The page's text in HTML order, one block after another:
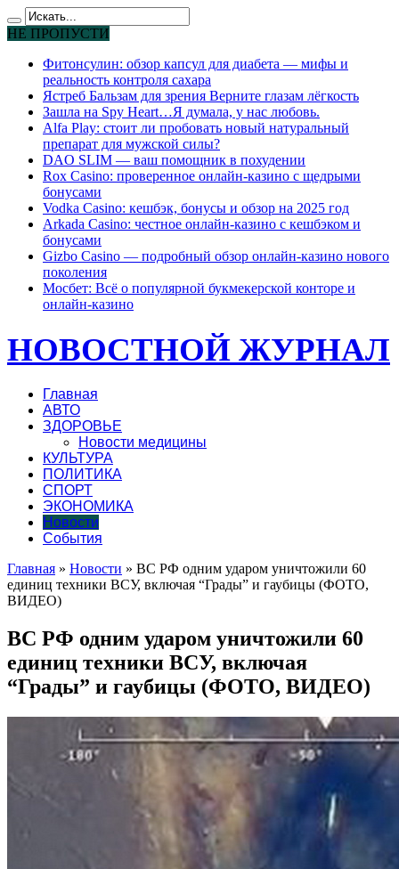
НЕ ПРОПУСТИ
Фитонсулин: обзор капсул для диабета — мифы и
реальность контроля сахара
Ястреб Бальзам для зрения Верните глазам лёгкость
Зашла на Spy Heart…Я думала, у нас любовь.
Alfa Play: стоит ли пробовать новый натуральный
препарат для мужской силы?
DAO SLIM — ваш помощник в похудении
Rox Casino: проверенное онлайн-казино с щедрыми
бонусами
Vodka Casino: кешбэк, бонусы и обзор на 2025 год
Arkada Casino: честное онлайн-казино с кешбэком и
бонусами
Gizbo Casino — подробный обзор онлайн-казино нового
поколения
Мосбет: Всё о популярной букмекерской конторе и
онлайн-казино
НОВОСТНОЙ ЖУРНАЛ
Главная
АВТО
ЗДОРОВЬЕ
Новости медицины
КУЛЬТУРА
ПОЛИТИКА
СПОРТ
ЭКОНОМИКА
Новости
События
Главная » Новости » ВС РФ одним ударом уничтожили 60
единиц техники ВСУ, включая “Грады” и гаубицы (ФОТО,
ВИДЕО)
ВС РФ одним ударом уничтожили 60
единиц техники ВСУ, включая
“Грады” и гаубицы (ФОТО, ВИДЕО)